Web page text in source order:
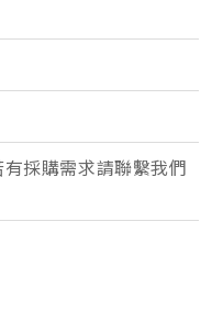
採購需求請聯繫我們